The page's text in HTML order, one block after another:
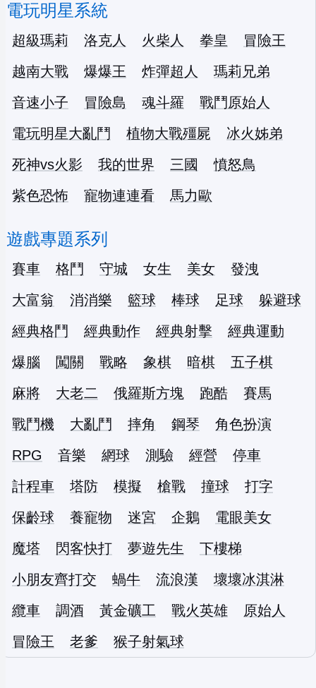
電玩明星系統
超級瑪莉 洛克人 火柴人 拳皇
冒險王
越南大戰
爆爆王 炸彈超人
瑪莉兄弟
音速小子
冒險島 魂斗羅
戰鬥原始人
電玩明星大亂鬥
植物大戰殭屍
冰火姊弟
死神vs火影
我的世界 三國
憤怒鳥
紫色恐怖
寵物連連看 馬力歐
遊戲專題系列
賽車 格鬥 守城 女生 美女
發洩
大富翁
消消樂 籃球 棒球 足球
躲避球
經典格鬥
經典動作 經典射擊
經典運動
爆腦
闖關 戰略 象棋 暗棋
五子棋
麻將
大老二 俄羅斯方塊 跑酷
賽馬
戰鬥機
大亂鬥 摔角 鋼琴
角色扮演
RPG
音樂 網球 測驗 經營
停車
計程車
塔防 模擬 槍戰 撞球
打字
保齡球
養寵物 迷宮 企鵝
電眼美女
魔塔
閃客快打 夢遊先生
下樓梯
小朋友齊打交
蝸牛 流浪漢
壞壞冰淇淋
纜車
調酒 黃金礦工 戰火英雄
原始人
冒險王
老爹 猴子射氣球